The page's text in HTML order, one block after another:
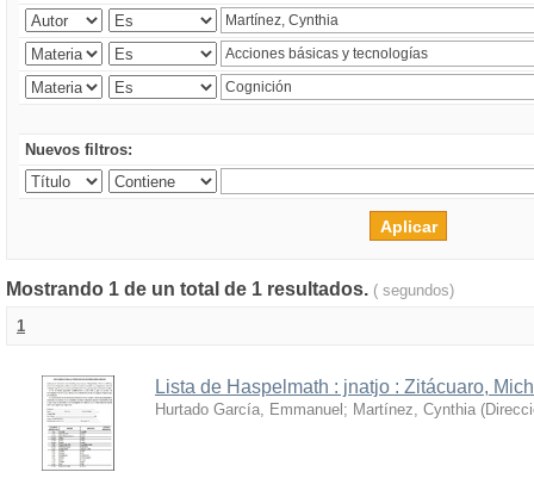
Nuevos filtros:
Mostrando 1 de un total de 1 resultados. ( segundos)
1
Lista de Haspelmath : jnatjo : Zitácuaro,
Hurtado García, Emmanuel ; Martínez, Cynthia (